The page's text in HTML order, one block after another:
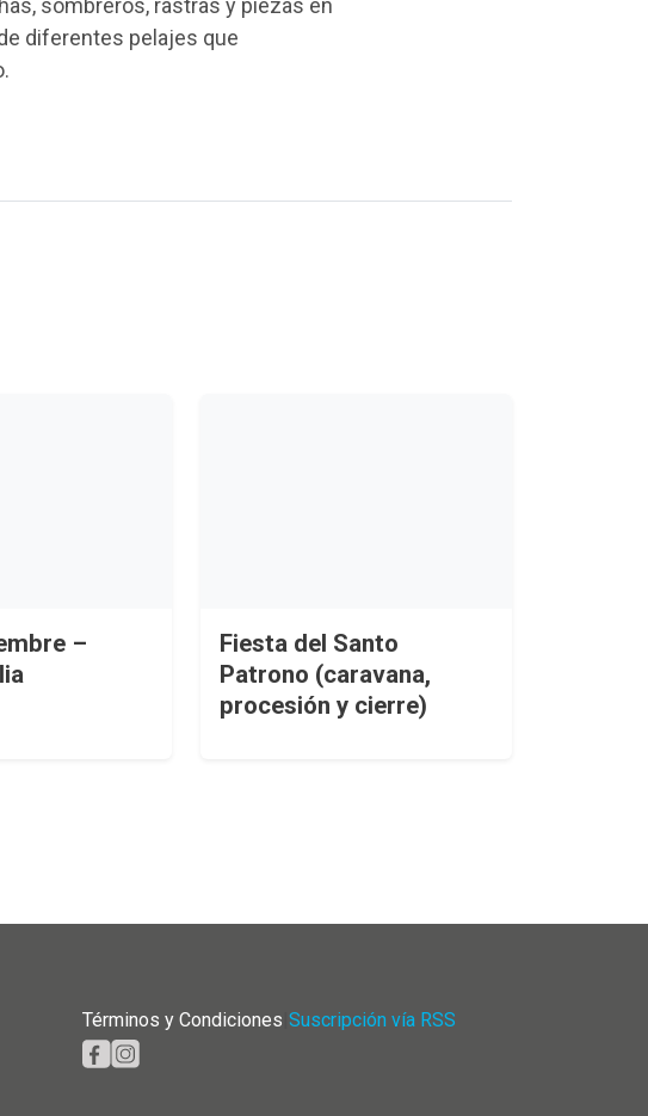
sombreros, rastras y piezas en
diferentes pelajes que
–
Fiesta del Santo
Patrono (caravana,
procesión y cierre)
Términos y Condiciones Suscripción vía RSS